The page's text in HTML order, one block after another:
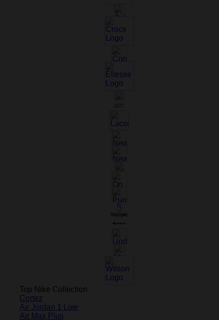
Top Nike Collection
Cortez
Air Jordan 1 Low
Air Max Plus